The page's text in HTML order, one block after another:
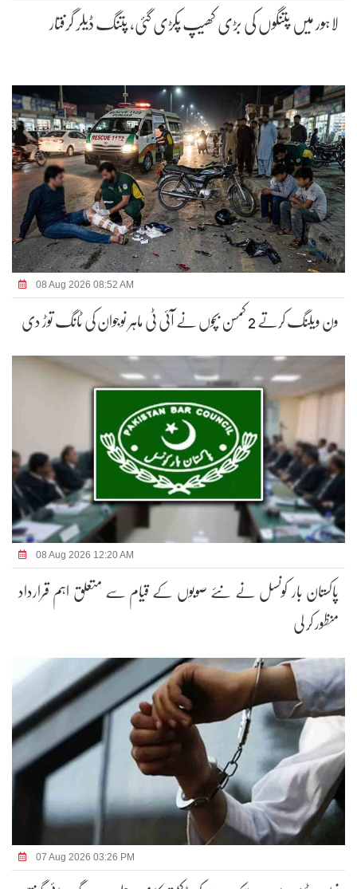
لاہور میں پتنگوں کی بڑی کھیپ پکڑی گئی، پتنگ ڈیلر گرفتار
08 Aug 2026 08:52 AM
ون ویلنگ کرتے 2 کمسن بچوں نے آئی ٹی ماہر نوجوان کی ٹانگ توڑ دی
08 Aug 2026 12:20 AM
پاکستان بار کونسل نے نئے صوبوں کے قیام سے متعلق اہم قرارداد
منظور کر لی
07 Aug 2026 03:26 PM